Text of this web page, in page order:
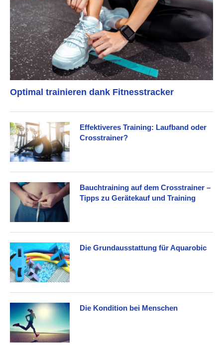
Optimal trainieren dank Fitnesstracker
Effektiveres Training: Laufband oder
Crosstrainer?
Bauchtraining auf dem Crosstrainer –
Tipps zu Gerätekauf und Training
Die Grundausstattung für Aquarobic
Die Kondition bei Menschen